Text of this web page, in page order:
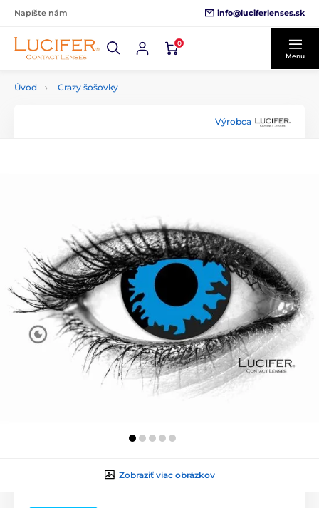
Napíšte nám info@luciferlenses.sk
0
Menu
Úvod Crazy šošovky
Výrobca
Zobraziť viac obrázkov